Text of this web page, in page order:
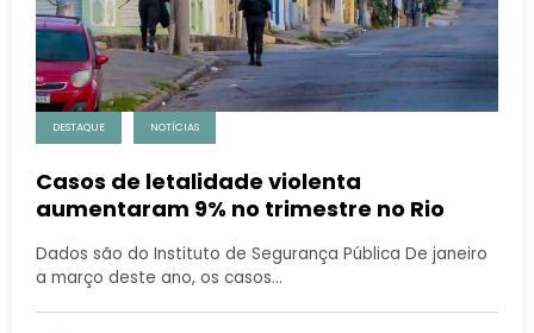
DESTAQUE NOTÍCIAS
Casos de letalidade violenta
aumentaram 9% no trimestre no Rio
Dados são do Instituto de Segurança Pública De janeiro
a março deste ano, os casos…